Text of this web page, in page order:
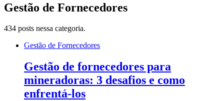
Gestão de Fornecedores
434 posts nessa categoria.
Gestão de Fornecedores
Gestão de fornecedores para
mineradoras: 3 desafios e como
enfrentá-los